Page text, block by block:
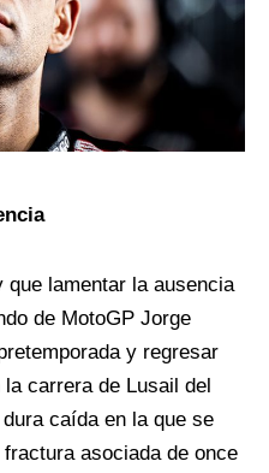
lamentar la ausencia
de MotoGP Jorge
y regresar
carrera de Lusail del
caída en la que se
asociada de once